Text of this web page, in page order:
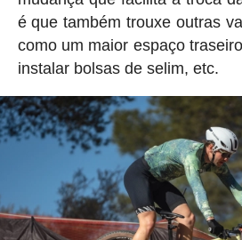
é que também trouxe outras
como um maior espaço
instalar bolsas de selim, etc.